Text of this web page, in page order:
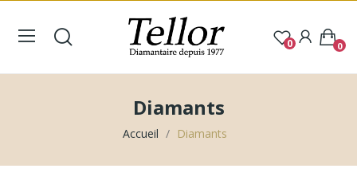
0 0
Diamants
Accueil Diamants